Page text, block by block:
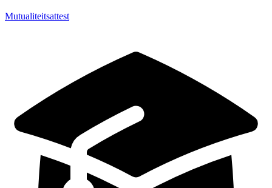
Mutualiteitsattest